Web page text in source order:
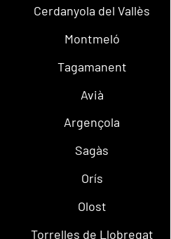
Cerdanyola del Vallès
Montmeló
Tagamanent
Avià
Argençola
Sagàs
Orís
Olost
Torrelles de Llobregat